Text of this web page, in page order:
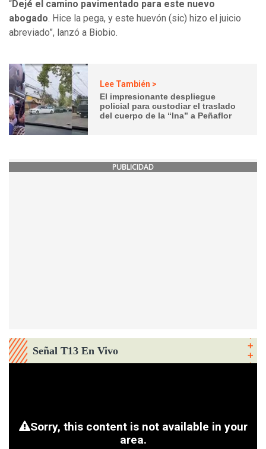
“Dejé el camino pavimentado para este nuevo
abogado. Hice la pega, y este huevón (sic) hizo el juicio
abreviado”, lanzó a Biobio.
Lee También >
El impresionante despliegue
policial para custodiar el traslado
del cuerpo de la “Ina” a Peñaflor
PUBLICIDAD
Señal T13 En Vivo